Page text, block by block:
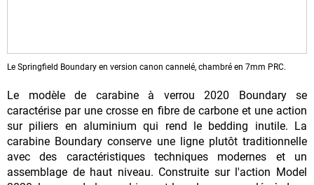
Le Springfield Boundary en version canon cannelé, chambré en 7mm PRC.
Le modèle de carabine à verrou 2020 Boundary se
caractérise par une crosse en fibre de carbone et une action
sur piliers en aluminium qui rend le bedding inutile. La
carabine Boundary conserve une ligne plutôt traditionnelle
avec des caractéristiques techniques modernes et un
assemblage de haut niveau. Construite sur l'action Model